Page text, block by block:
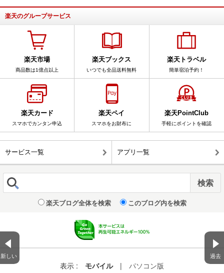
新しい 過去
楽天のグループサービス
楽天市場
商品数は1億点以上
楽天ブックス
いつでも全品送料無料
楽天トラベル
簡単宿泊予約！
楽天カード
スマホでカンタン申込
楽天ペイ
スマホをお財布に
楽天PointClub
手軽にポイントを確認
サービス一覧 アプリ一覧
楽天ブログ全体を検索 このブログ内を検索
表示 : モバイル | パソコン版